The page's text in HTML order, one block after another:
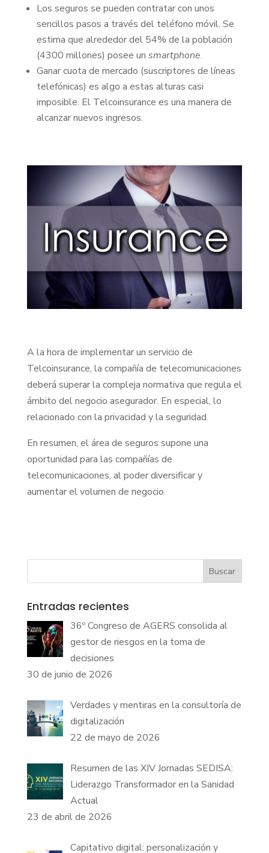
Los seguros se pueden contratar con unos
sencillos pasos a través del teléfono móvil. Se
estima que alrededor del 54% de la población
(4300 millones) posee un smartphone.
Ganar cuota de mercado (suscriptores de líneas
telefónicas) es algo a estas alturas casi
imposible. El Telcoinsurance es una manera de
alcanzar nuevos ingresos.
A la hora de implementar un servicio de
Telcoinsurance, la compañía de telecomunicaciones
deberá superar la compleja normativa que regula el
ámbito del negocio asegurador. En especial, lo
relacionado con la privacidad y la seguridad.
En resumen, el área de seguros supone una
oportunidad para las compañías de
telecomunicaciones, al poder diversificar y
aumentar el volumen de negocio.
Buscar
Entradas recientes
36º Congreso de AGERS consolida al
gestor de riesgos en la toma de
decisiones
30 de junio de 2026
Verdades y mentiras en la consultoría de
digitalización
22 de mayo de 2026
Resumen de las XIV Jornadas SEDISA:
Liderazgo Transformador en la Sanidad
Actual
23 de abril de 2026
Capitativo digital: personalización y